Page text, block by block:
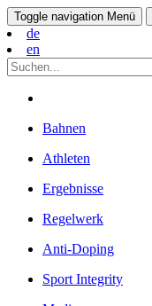
Toggle navigation Menü
de
en
Bahnen
Athleten
Ergebnisse
Regelwerk
Anti-Doping
Sport Integrity